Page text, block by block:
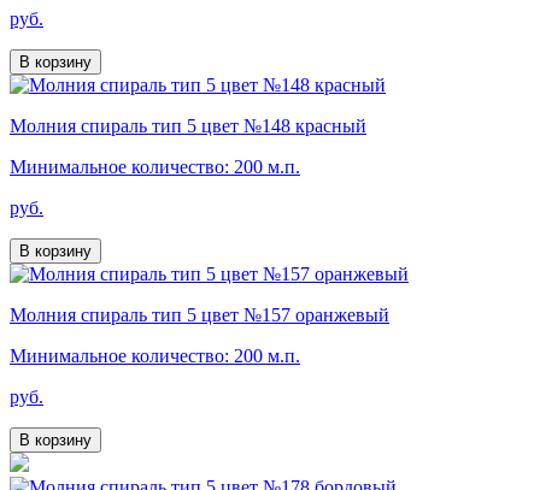
руб.
В корзину
Молния спираль тип 5 цвет №148 красный
Минимальное количество: 200 м.п.
руб.
В корзину
Молния спираль тип 5 цвет №157 оранжевый
Минимальное количество: 200 м.п.
руб.
В корзину